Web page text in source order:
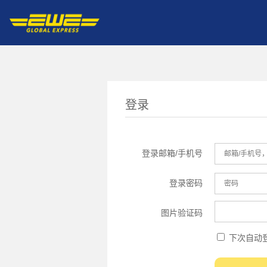
登录
登录邮箱/手机号
登录密码
图片验证码
下次自动